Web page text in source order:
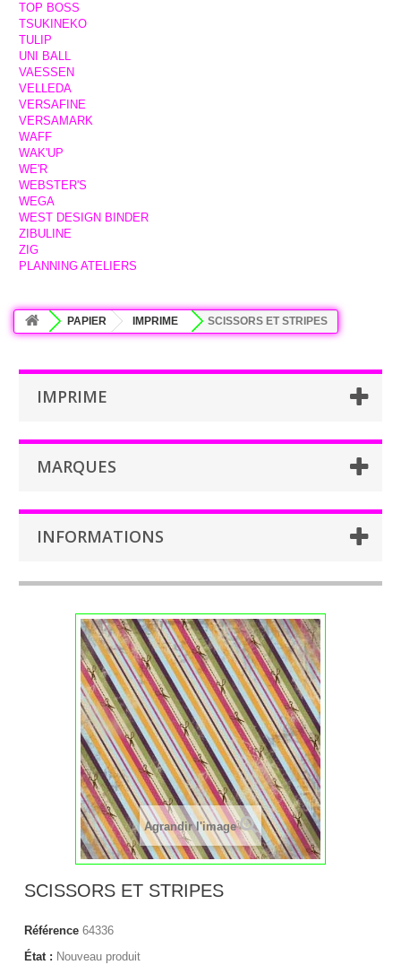
TOP BOSS
TSUKINEKO
TULIP
UNI BALL
VAESSEN
VELLEDA
VERSAFINE
VERSAMARK
WAFF
WAK'UP
WE'R
WEBSTER'S
WEGA
WEST DESIGN BINDER
ZIBULINE
ZIG
PLANNING ATELIERS
PAPIER IMPRIME SCISSORS ET STRIPES
IMPRIME
MARQUES
INFORMATIONS
Agrandir l'image
SCISSORS ET STRIPES
Référence 64336
État : Nouveau produit